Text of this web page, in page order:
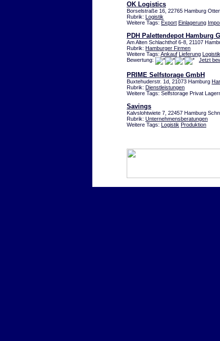
OK Logistics
Borselstraße 16, 22765 Hamburg
Rubrik: Logistik
Weitere Tags: Export Einlagerung
PDH Palettendepot Hamburg
Am Alten Schlachthof 6-8, 21107
Rubrik: Hamburger Firmen
Weitere Tags: Ankauf Lieferung Logistik
Bewertung:
Jetzt
PRIME Selfstorage GmbH
Buxtehuderstr. 1d, 21073 Hamburg
Rubrik: Dienstleistungen
Weitere Tags: Selfstorage Privat
Savings
Kalvslohtwiete 7, 22457 Hamburg
Rubrik: Unternehmensberatungen
Weitere Tags: Logistik Produktion